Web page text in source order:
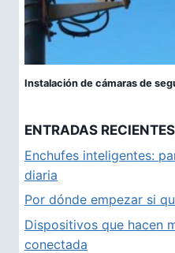
Instalación de cámaras de
ENTRADAS RECIENTES
Enchufes inteligentes:
diaria
Por dónde empezar si
Dispositivos que hacen
conectada